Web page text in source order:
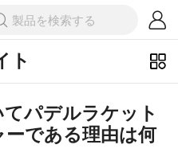
ト
パデルラケット
である理由は何